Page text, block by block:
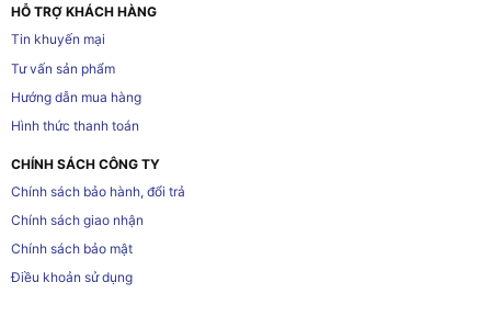
HỖ TRỢ KHÁCH HÀNG
Tin khuyến mại
Tư vấn sản phẩm
Hướng dẫn mua hàng
Hình thức thanh toán
CHÍNH SÁCH CÔNG TY
Chính sách bảo hành, đổi trả
Chính sách giao nhận
Chính sách bảo mật
Điều khoản sử dụng